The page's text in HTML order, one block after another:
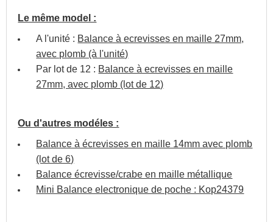
Le même model :
A l'unité : Balance à ecrevisses en maille 27mm,
avec plomb (à l'unité)
Par lot de 12 : Balance à ecrevisses en maille
27mm, avec plomb (lot de 12)
Ou d'autres modéles :
Balance à écrevisses en maille 14mm avec plomb
(lot de 6)
Balance écrevisse/crabe en maille métallique
Mini Balance electronique de poche : Kop24379